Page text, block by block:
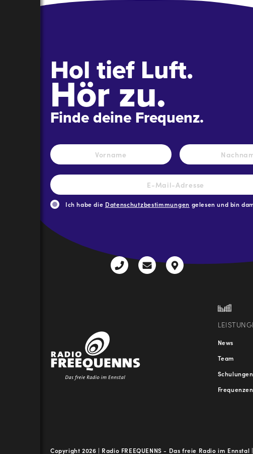
Hol tief Luft.
Hör zu.
Finde deine Frequenz.
Name *
Vorname
E-
Mail-
Adresse *
Ich habe die Datenschutzbestimmungen gelesen und bin
+43
radio@freequenns.at
Kulturhausstraße
News
Team
Schulungen
Frequenzen
Copyright 2026 | Radio FREEQUENNS - Das freie Radio im Ennstal